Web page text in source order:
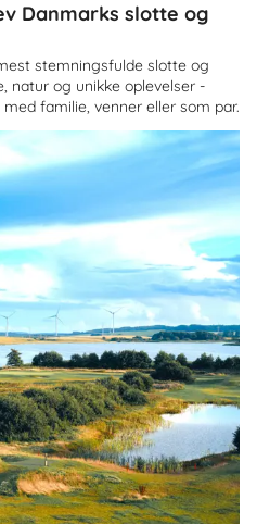
Danmarks slotte og
stemningsfulde slotte og
natur og unikke oplevelser -
familie, venner eller som par.